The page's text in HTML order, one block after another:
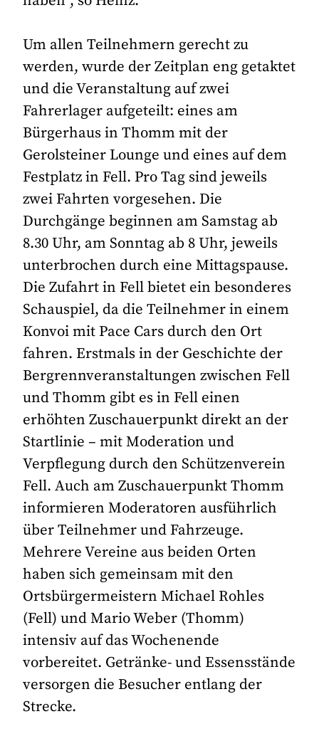
Um allen Teilnehmern gerecht zu
werden, wurde der Zeitplan eng getaktet
und die Veranstaltung auf zwei
Fahrerlager aufgeteilt: eines am
Bürgerhaus in Thomm mit der
Gerolsteiner Lounge und eines auf dem
Festplatz in Fell. Pro Tag sind jeweils
zwei Fahrten vorgesehen. Die
Durchgänge beginnen am Samstag ab
8.30 Uhr, am Sonntag ab 8 Uhr, jeweils
unterbrochen durch eine Mittagspause.
Die Zufahrt in Fell bietet ein besonderes
Schauspiel, da die Teilnehmer in einem
Konvoi mit Pace Cars durch den Ort
fahren. Erstmals in der Geschichte der
Bergrennveranstaltungen zwischen Fell
und Thomm gibt es in Fell einen
erhöhten Zuschauerpunkt direkt an der
Startlinie – mit Moderation und
Verpflegung durch den Schützenverein
Fell. Auch am Zuschauerpunkt Thomm
informieren Moderatoren ausführlich
über Teilnehmer und Fahrzeuge.
Mehrere Vereine aus beiden Orten
haben sich gemeinsam mit den
Ortsbürgermeistern Michael Rohles
(Fell) und Mario Weber (Thomm)
intensiv auf das Wochenende
vorbereitet. Getränke- und Essensstände
versorgen die Besucher entlang der
Strecke.